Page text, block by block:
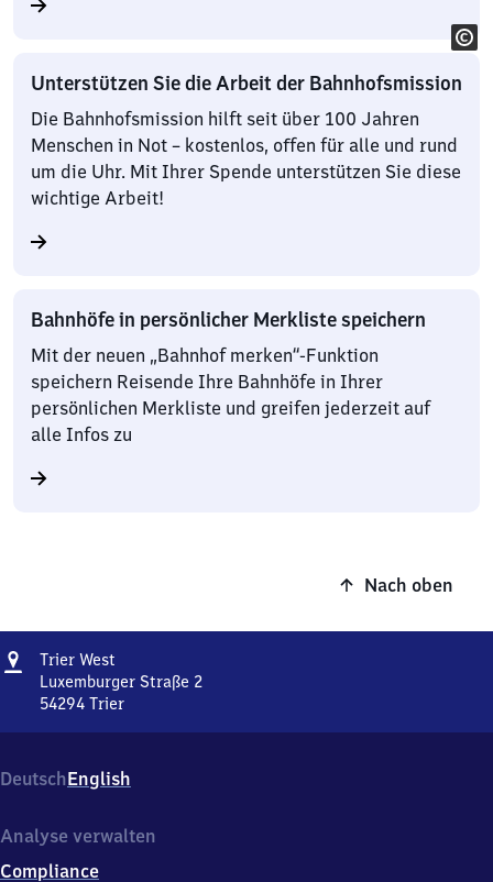
Unterstützen Sie die Arbeit der Bahnhofsmission
Die Bahnhofsmission hilft seit über 100 Jahren
Menschen in Not – kostenlos, offen für alle und rund
um die Uhr. Mit Ihrer Spende unterstützen Sie diese
wichtige Arbeit!
Bahnhöfe in persönlicher Merkliste speichern
Mit der neuen „Bahnhof merken“-Funktion
speichern Reisende Ihre Bahnhöfe in Ihrer
persönlichen Merkliste und greifen jederzeit auf
alle Infos zu
Nach oben
Adresse
Trier West
West
Luxemburger Straße 2
54294 Trier
Luxemburger
Straße
5
DeutschEnglish
Analyse verwalten
Compliance